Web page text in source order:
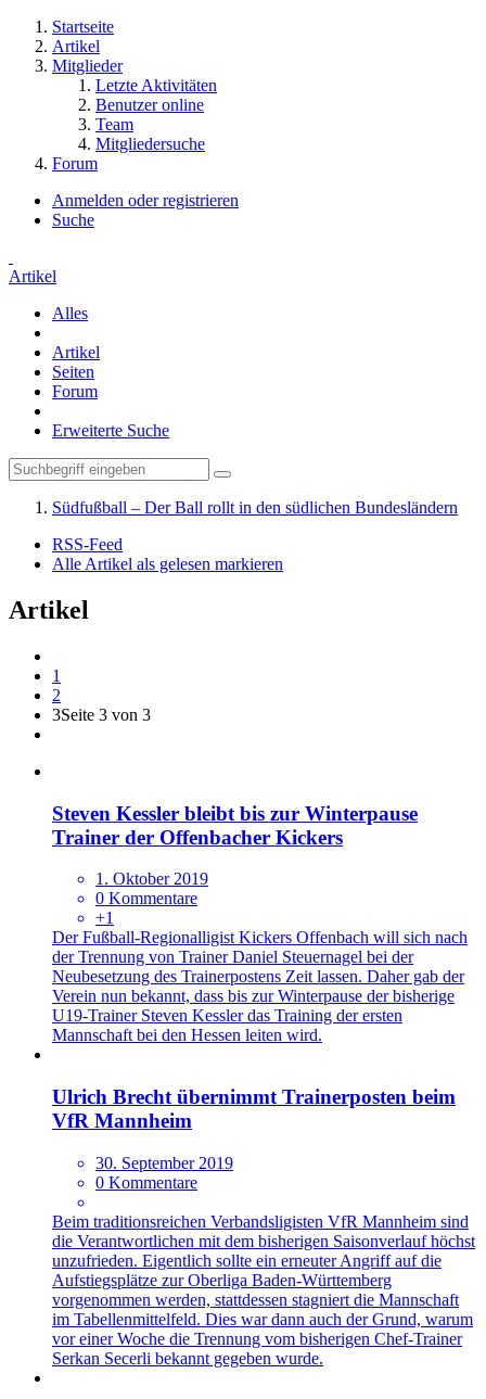
Startseite
Artikel
Mitglieder
Letzte Aktivitäten
Benutzer online
Team
Mitgliedersuche
Forum
Anmelden oder registrieren
Suche
Artikel
Alles
Artikel
Seiten
Forum
Erweiterte Suche
Südfußball – Der Ball rollt in den südlichen Bundesländern
RSS-Feed
Alle Artikel als gelesen markieren
Artikel
1
2
3Seite 3 von 3
Steven Kessler bleibt bis zur Winterpause
Trainer der Offenbacher Kickers
1. Oktober 2019
0 Kommentare
+1
Der Fußball-Regionalligist Kickers Offenbach will sich nach
der Trennung von Trainer Daniel Steuernagel bei der
Neubesetzung des Trainerpostens Zeit lassen. Daher gab der
Verein nun bekannt, dass bis zur Winterpause der bisherige
U19-Trainer Steven Kessler das Training der ersten
Mannschaft bei den Hessen leiten wird.
Ulrich Brecht übernimmt Trainerposten beim
VfR Mannheim
30. September 2019
0 Kommentare
Beim traditionsreichen Verbandsligisten VfR Mannheim sind
die Verantwortlichen mit dem bisherigen Saisonverlauf höchst
unzufrieden. Eigentlich sollte ein erneuter Angriff auf die
Aufstiegsplätze zur Oberliga Baden-Württemberg
vorgenommen werden, stattdessen stagniert die Mannschaft
im Tabellenmittelfeld. Dies war dann auch der Grund, warum
vor einer Woche die Trennung vom bisherigen Chef-Trainer
Serkan Secerli bekannt gegeben wurde.